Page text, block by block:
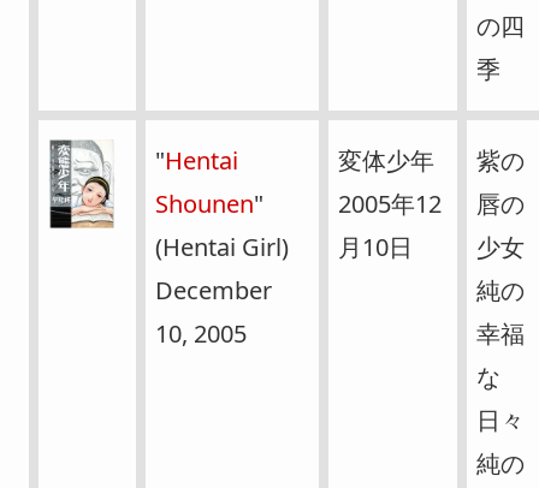
の四
季
"Hentai
Shounen"
(Hentai Girl)
December
10, 2005
変体少年
2005年12
月10日
紫の
唇の
少女
純の
幸福
な
日々
純の